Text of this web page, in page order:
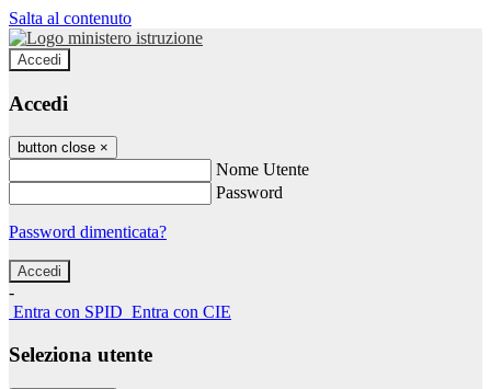
Salta al contenuto
Accedi
Accedi
button close ×
Nome Utente
Password
Password dimenticata?
-
Entra con SPID Entra con CIE
Seleziona utente